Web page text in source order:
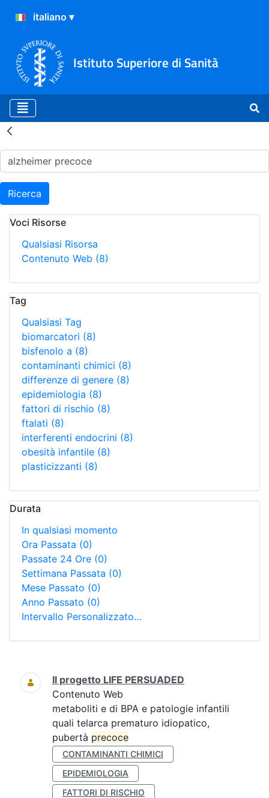
Istituto Superiore di Sanità
Risultati della Ricerca -
Ricerca
Voci Risorse
Qualsiasi Risorsa
Contenuto Web (8)
Tag
Qualsiasi Tag
biomarcatori (8)
bisfenolo a (8)
contaminanti chimici (8)
differenze di genere (8)
epidemiologia (8)
fattori di rischio (8)
ftalati (8)
interferenti endocrini (8)
obesità infantile (8)
plasticizzanti (8)
Durata
In qualsiasi momento
Ora Passata (0)
Passate 24 Ore (0)
Settimana Passata (0)
Mese Passato (0)
Anno Passato (0)
Intervallo Personalizzato…
Ricerca
Il progetto LIFE PERSUADED
Contenuto Web
metaboliti e di BPA e patologie infantili
quali telarca prematuro idiopatico,
pubertà precoce
CONTAMINANTI CHIMICI
EPIDEMIOLOGIA
FATTORI DI RISCHIO